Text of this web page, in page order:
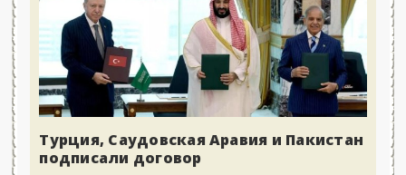
Турция, Саудовская Аравия и Пакистан
подписали договор